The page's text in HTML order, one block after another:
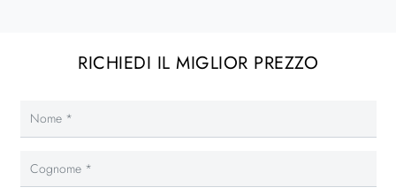
RICHIEDI IL MIGLIOR PREZZO